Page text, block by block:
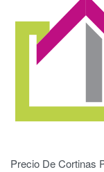
Precio De Cortinas